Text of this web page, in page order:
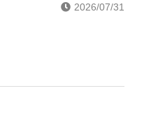
2026/07/31